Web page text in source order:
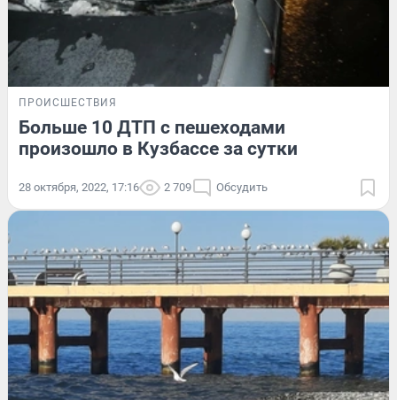
ПРОИСШЕСТВИЯ
Больше 10 ДТП с пешеходами
произошло в Кузбассе за сутки
28 октября, 2022, 17:16 2 709 Обсудить